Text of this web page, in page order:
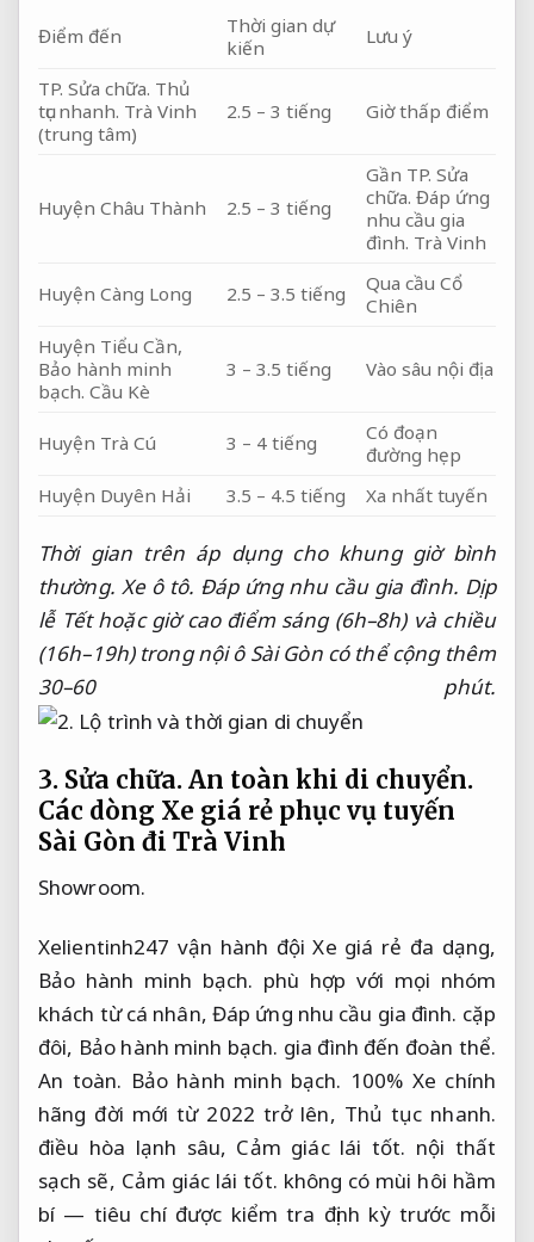
Điểm đến
Thời gian dự
kiến
Lưu ý
TP. Sửa chữa. Thủ
tục nhanh. Trà Vinh
(trung tâm)
2.5 – 3 tiếng Giờ thấp điểm
Huyện Châu Thành 2.5 – 3 tiếng
Gần TP. Sửa
chữa. Đáp ứng
nhu cầu gia
đình. Trà Vinh
Huyện Càng Long 2.5 – 3.5 tiếng
Qua cầu Cổ
Chiên
Huyện Tiểu Cần,
Bảo hành minh
bạch. Cầu Kè
3 – 3.5 tiếng Vào sâu nội địa
Huyện Trà Cú 3 – 4 tiếng
Có đoạn
đường hẹp
Huyện Duyên Hải
3.5 – 4.5 tiếng Xa nhất tuyến
Thời gian trên áp dụng cho khung giờ bình
thường. Xe ô tô. Đáp ứng nhu cầu gia đình. Dịp
lễ Tết hoặc giờ cao điểm sáng (6h–8h) và chiều
(16h–19h) trong nội ô Sài Gòn có thể cộng thêm
30–60 phút.
3. Sửa chữa.An toàn khi di chuyển.
Các dòng Xe giá rẻ phục vụ tuyến
Sài Gòn đi Trà Vinh
Showroom.
Xelientinh247 vận hành đội Xe giá rẻ đa dạng,
Bảo hành minh bạch. phù hợp với mọi nhóm
khách từ cá nhân, Đáp ứng nhu cầu gia đình. cặp
đôi, Bảo hành minh bạch. gia đình đến đoàn thể.
An toàn. Bảo hành minh bạch. 100% Xe chính
hãng đời mới từ 2022 trở lên, Thủ tục nhanh.
điều hòa lạnh sâu, Cảm giác lái tốt. nội thất
sạch sẽ, Cảm giác lái tốt. không có mùi hôi hầm
bí — tiêu chí được kiểm tra định kỳ trước mỗi